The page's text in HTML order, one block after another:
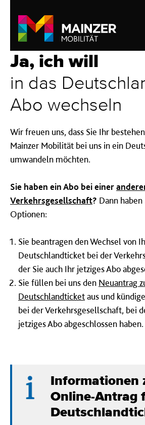
Ja, ich will
in das
Abo wechseln
Wir freuen uns, dass Sie Ihr
Mainzer Mobilität bei uns in ein
umwandeln möchten.
Sie haben ein Abo bei einer
Verkehrsgesellschaft? Dann
Optionen:
Sie beantragen den Wechsel von
Deutschlandticket bei der
der Sie auch Ihr jetziges Abo
Sie füllen bei uns den Neuantrag
Deutschlandticketaus und
bei der Verkehrsgesellschaft, bei
jetziges Abo abgeschlossen haben.
Informationen
Online-Antrag